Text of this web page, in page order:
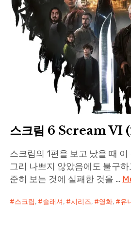
스크림 6 Scream VI
스크림의 1편을 보고 났을 때
그리 나쁘지 않았음에도 불구
준히 보는 것에 실패한 것을 …
스크림, 슬래셔, 시리즈, 영화, 유